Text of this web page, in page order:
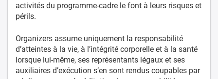
activités du programme-cadre le font à leurs risques et
périls.
Organizers assume uniquement la responsabilité
d’atteintes à la vie, à l’intégrité corporelle et à la santé
lorsque lui-même, ses représentants légaux et ses
auxiliaires d’exécution s’en sont rendus coupables par